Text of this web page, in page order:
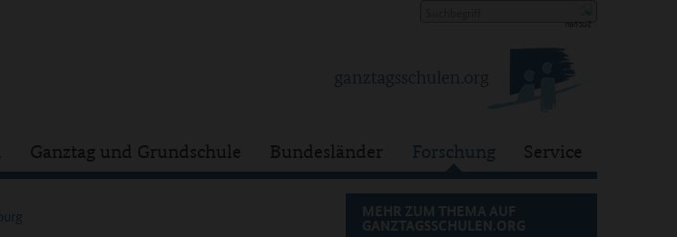
Ganztag und Grundschule Bundesländer Forschung Service
MEHR ZUM THEMA AUF
GANZTAGSSCHULEN.ORG